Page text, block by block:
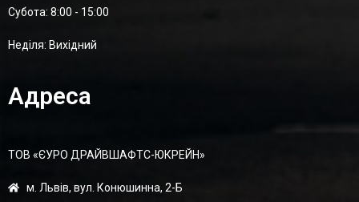
Суботa: 8:00 - 15:00
Неділя: Вихідний
Адреса
ТОВ «ЄУРО ДРАЙВШАФТC-ЮКРЕЙН»
м. Львів, вул. Конюшинна, 2-Б